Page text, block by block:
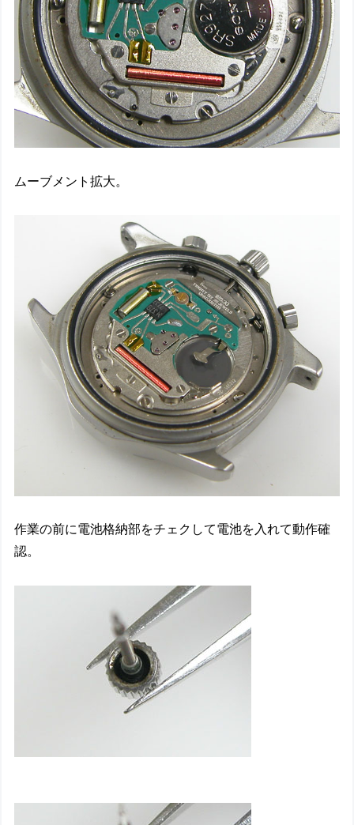
ムーブメント拡大。
作業の前に電池格納部をチェクして電池を入れて動作確
認。